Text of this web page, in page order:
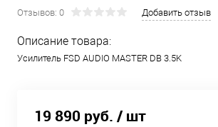
Отзывов: 0 Добавить отзыв
Описание товара:
Усилитель FSD AUDIO MASTER DB 3.5K
19 890 руб. / шт